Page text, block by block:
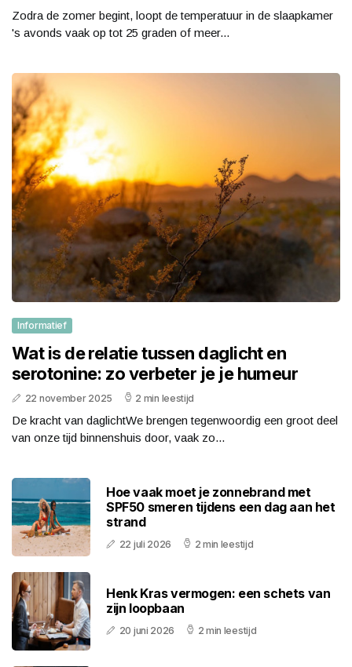
Zodra de zomer begint, loopt de temperatuur in de slaapkamer
's avonds vaak op tot 25 graden of meer...
Informatief
Wat is de relatie tussen daglicht en
serotonine: zo verbeter je je humeur
22 november 2025 2 min leestijd
De kracht van daglichtWe brengen tegenwoordig een groot deel
van onze tijd binnenshuis door, vaak zo...
Hoe vaak moet je zonnebrand met
SPF50 smeren tijdens een dag aan het
strand
22 juli 2026 2 min leestijd
Henk Kras vermogen: een schets van
zijn loopbaan
20 juni 2026 2 min leestijd